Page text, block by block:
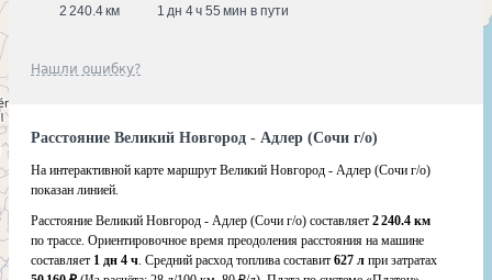
2 240.4 км 1 дн 4 ч 55 мин в пути
Нашли ошибку?
Расстояние Великий Новгород - Адлер (Сочи г/о)
На интерактивной карте маршрут Великий Новгород - Адлер (Сочи г/о)
показан линией.
Расстояние Великий Новгород - Адлер (Сочи г/о) составляет 2 240.4 км
по трассе. Ориентировочное время преодоления расстояния на машине
составляет 1 дн 4 ч. Средний расход топлива составит 627 л при затратах